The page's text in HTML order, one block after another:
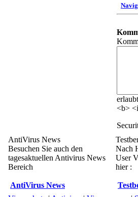
<b>
AntiVirus News
Besuchen Sie auch den
tagesaktuellen Antivirus News
Bereich
AntiVirus News
Nach
User
hier :